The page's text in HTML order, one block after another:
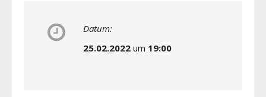
Datum:
25.02.2022 um 19:00